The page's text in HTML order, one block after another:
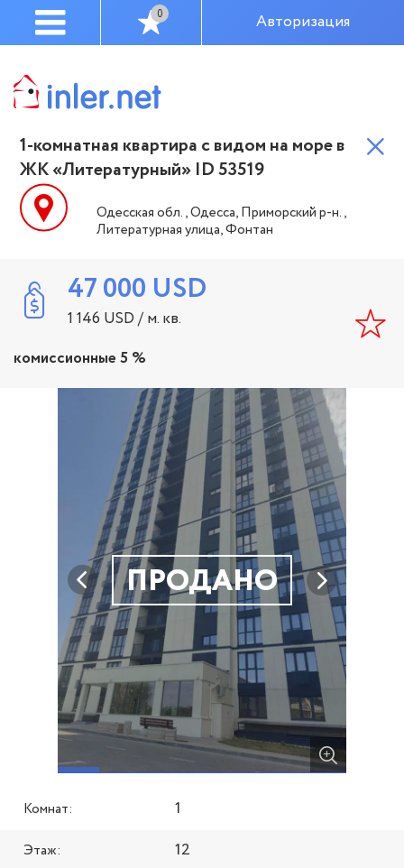
0 Авторизация
1-комнатная квартира с видом на море в
ЖК «Литературный» ID 53519
Одесская обл., Одесса, Приморский р-н.,
Литературная улица, Фонтан
47 000 USD
1 146 USD/ м. кв.
комиссионные 5 %
ПРОДАНО
Комнат: 1
Этаж: 12